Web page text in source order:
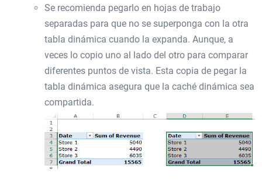
Se recomienda pegarlo en hojas de trabajo
separadas para que no se superponga con la otra
tabla dinámica cuando la expanda. Aunque, a
veces lo copio uno al lado del otro para comparar
diferentes puntos de vista. Esta copia de pegar la
tabla dinámica asegura que la caché dinámica sea
compartida.